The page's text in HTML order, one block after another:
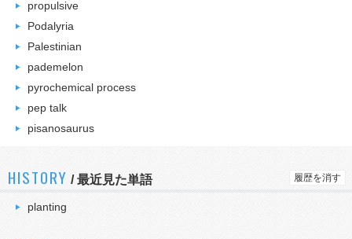
propulsive
Podalyria
Palestinian
pademelon
pyrochemical process
pep talk
pisanosaurus
HISTORY /最近見た単語 履歴を消す
planting